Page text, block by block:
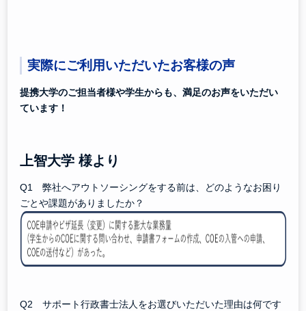
実際にご利用いただいたお客様の声
提携大学のご担当者様や学生からも、満足のお声をいただい
ています！
上智大学 様より
Q1 弊社へアウトソーシングをする前は、どのようなお困り
ごとや課題がありましたか？
Q2 サポート行政書士法人をお選びいただいた理由は何です